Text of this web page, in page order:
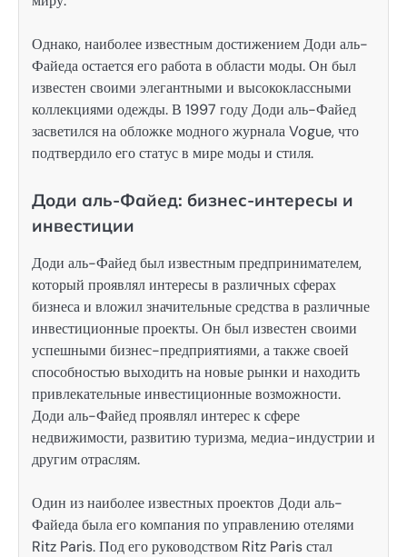
Однако, наиболее известным достижением Доди аль-
Файеда остается его работа в области моды. Он был
известен своими элегантными и высококлассными
коллекциями одежды. В 1997 году Доди аль-Файед
засветился на обложке модного журнала Vogue, что
подтвердило его статус в мире моды и стиля.
Доди аль-Файед: бизнес-интересы и
инвестиции
Доди аль-Файед был известным предпринимателем,
который проявлял интересы в различных сферах
бизнеса и вложил значительные средства в различные
инвестиционные проекты. Он был известен своими
успешными бизнес-предприятиями, а также своей
способностью выходить на новые рынки и находить
привлекательные инвестиционные возможности.
Доди аль-Файед проявлял интерес к сфере
недвижимости, развитию туризма, медиа-индустрии и
другим отраслям.
Один из наиболее известных проектов Доди аль-
Файеда была его компания по управлению отелями
Ritz Paris. Под его руководством Ritz Paris стал